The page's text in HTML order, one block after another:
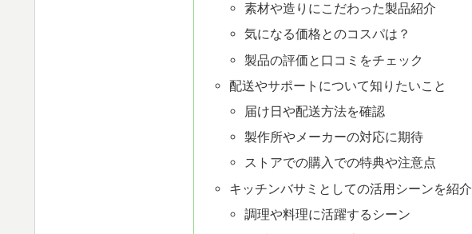
素材や造りにこだわった製品紹介
気になる価格とのコスパは？
製品の評価と口コミをチェック
配送やサポートについて知りたいこと
届け日や配送方法を確認
製作所やメーカーの対応に期待
ストアでの購入での特典や注意点
キッチンバサミとしての活用シーンを紹介
調理や料理に活躍するシーン